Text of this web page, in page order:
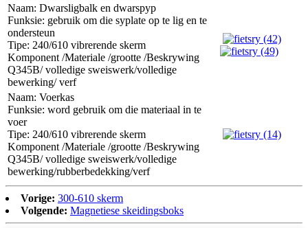
Naam: Dwarsligbalk en dwarspyp
Funksie: gebruik om die syplate op te lig en te
ondersteun
Tipe: 240/610 vibrerende skerm
Komponent /Materiale /grootte /Beskrywing
Q345B/ volledige sweiswerk/volledige
bewerking/ verf
Naam: Voerkas
Funksie: word gebruik om die materiaal in te
voer
Tipe: 240/610 vibrerende skerm
Komponent /Materiale /grootte /Beskrywing
Q345B/ volledige sweiswerk/volledige
bewerking/rubberbedekking/verf
Vorige: 300-610 skerm
Volgende: Magnetiese skeidingsboks